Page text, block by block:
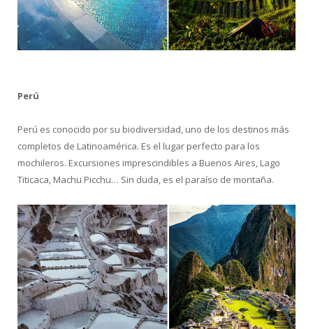
Perú
Perú es conocido por su biodiversidad, uno de los destinos más
completos de Latinoamérica. Es el lugar perfecto para los
mochileros. Excursiones imprescindibles a Buenos Aires, Lago
Titicaca, Machu Picchu… Sin duda, es el paraíso de montaña.